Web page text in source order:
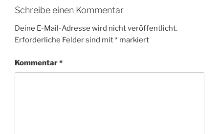
Schreibe einen Kommentar
Deine E-Mail-Adresse wird nicht veröffentlicht.
Erforderliche Felder sind mit* markiert
Kommentar*